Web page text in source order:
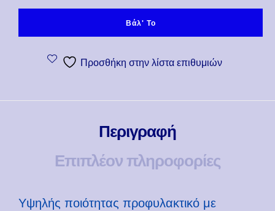
Βάλ' Το
Προσθήκη στην λίστα επιθυμιών
Περιγραφή
Επιπλέον πληροφορίες
Υψηλής ποιότητας προφυλακτικό με